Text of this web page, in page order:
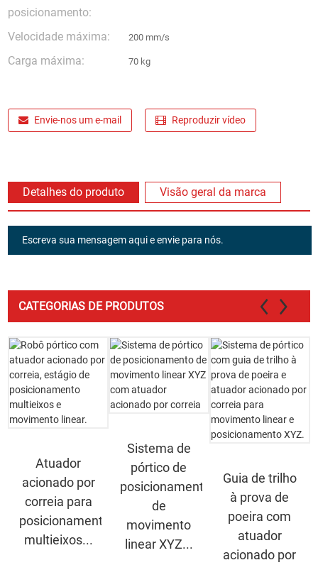
posicionamento:
Velocidade máxima: 200 mm/s
Carga máxima: 70 kg
Envie-nos um e-mail Reproduzir vídeo
Detalhes do produto Visão geral da marca
Escreva sua mensagem aqui e envie para nós.
CATEGORIAS DE PRODUTOS
Atuador
acionado por
correia para
posicionamento
multieixos...
Sistema de
pórtico de
posicionamento
de
movimento
linear XYZ...
Guia de trilho
à prova de
poeira com
atuador
acionado por